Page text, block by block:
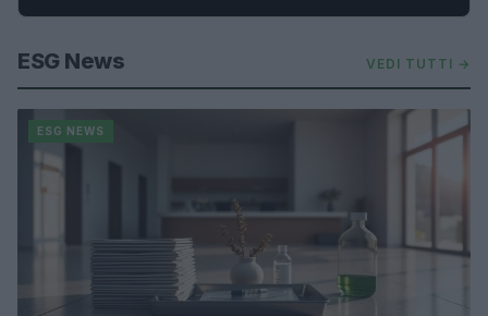
ESG News VEDI TUTTI →
ESG NEWS